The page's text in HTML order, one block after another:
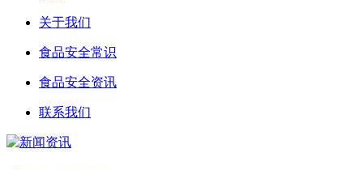
关于我们
食品安全常识
食品安全资讯
联系我们